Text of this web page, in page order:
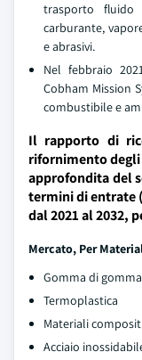
trasporto
carburante,
e abrasivi.
Nel febbraio
Cobham Mission
combustibile e
Il rapporto di
rifornimento degli
approfondita del
termini di entrate
dal 2021 al 2032,
Mercato, Per
Gomma di gomma
Termoplastica
Materiali
Acciaio